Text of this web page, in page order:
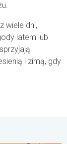
wiele dni,
latem lub
i zimą, gdy